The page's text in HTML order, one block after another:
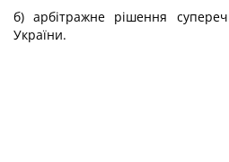
б) арбітражне рішення
України.